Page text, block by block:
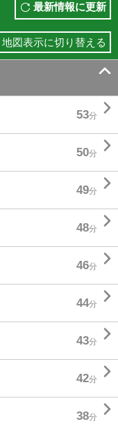
最新情報に更新
地図表示に切り替える

53分 
50分 
49分 
48分 
46分 
44分 
43分 
42分 
38分 